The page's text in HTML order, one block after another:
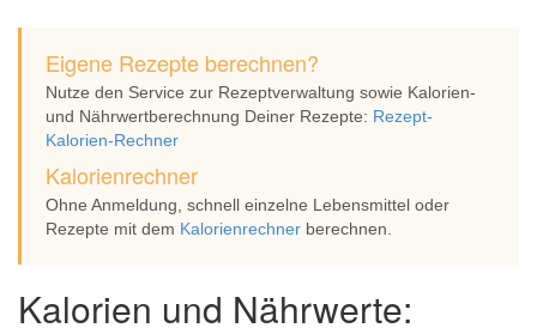
Eigene Rezepte berechnen?
Nutze den Service zur Rezeptverwaltung sowie Kalorien-
und Nährwertberechnung Deiner Rezepte: Rezept-
Kalorien-Rechner
Kalorienrechner
Ohne Anmeldung, schnell einzelne Lebensmittel oder
Rezepte mit dem Kalorienrechner berechnen.
Kalorien und Nährwerte: